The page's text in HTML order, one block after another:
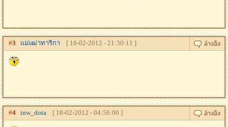
#3 เเม่เฒ่าทาริกา [ 16-02-2012 - 21:30:11 ]
#4 inw_dota [ 18-02-2012 - 04:56:00 ]